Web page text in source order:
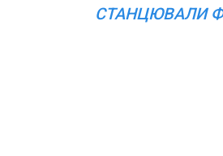
СТАНЦЮВАЛИ